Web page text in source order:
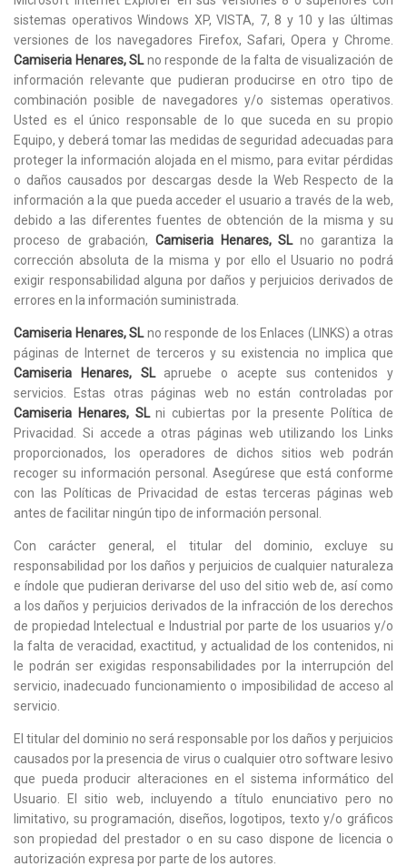
sistemas operativos Windows XP, VISTA, 7, 8 y 10 y las últimas
versiones de los navegadores Firefox, Safari, Opera y Chrome.
Camiseria Henares, SLno responde de la falta de visualización de
información relevante que pudieran producirse en otro tipo de
combinación posible de navegadores y/o sistemas operativos.
Usted es el único responsable de lo que suceda en su propio
Equipo, y deberá tomar las medidas de seguridad adecuadas para
proteger la información alojada en el mismo, para evitar pérdidas
o daños causados por descargas desde la Web Respecto de la
información a la que pueda acceder el usuario a través de la web,
debido a las diferentes fuentes de obtención de la misma y su
proceso de grabación, Camiseria Henares, SLno garantiza la
corrección absoluta de la misma y por ello el Usuario no podrá
exigir responsabilidad alguna por daños y perjuicios derivados de
errores en la información suministrada.
Camiseria Henares, SLno responde de los Enlaces (LINKS) a otras
páginas de Internet de terceros y su existencia no implica que
Camiseria Henares, SLapruebe o acepte sus contenidos y
servicios. Estas otras páginas web no están controladas por
Camiseria Henares, SLni cubiertas por la presente Política de
Privacidad. Si accede a otras páginas web utilizando los Links
proporcionados, los operadores de dichos sitios web podrán
recoger su información personal. Asegúrese que está conforme
con las Políticas de Privacidad de estas terceras páginas web
antes de facilitar ningún tipo de información personal.
Con carácter general, el titular del dominio, excluye su
responsabilidad por los daños y perjuicios de cualquier naturaleza
e índole que pudieran derivarse del uso del sitio web de, así como
a los daños y perjuicios derivados de la infracción de los derechos
de propiedad Intelectual e Industrial por parte de los usuarios y/o
la falta de veracidad, exactitud, y actualidad de los contenidos, ni
le podrán ser exigidas responsabilidades por la interrupción del
servicio, inadecuado funcionamiento o imposibilidad de acceso al
servicio.
El titular del dominio no será responsable por los daños y perjuicios
causados por la presencia de virus o cualquier otro software lesivo
que pueda producir alteraciones en el sistema informático del
Usuario. El sitio web, incluyendo a título enunciativo pero no
limitativo, su programación, diseños, logotipos, texto y/o gráficos
son propiedad del prestador o en su caso dispone de licencia o
autorización expresa por parte de los autores.